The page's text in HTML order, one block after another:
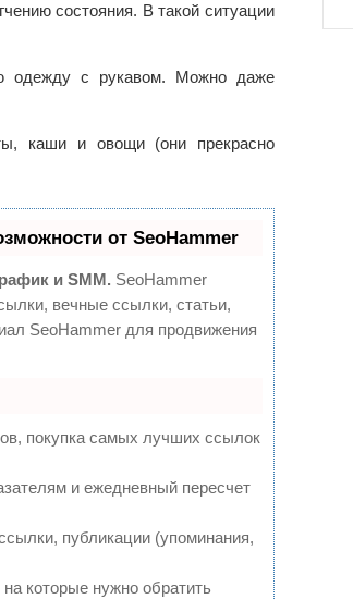
состояния. В такой ситуации
одежду с рукавом. Можно даже
каши и овощи (они прекрасно
от SeoHammer
и SMM. SeoHammer
вечные ссылки, статьи,
SeoHammer для продвижения
покупка самых лучших ссылок
и ежедневный пересчет
публикации (упоминания,
которые нужно обратить